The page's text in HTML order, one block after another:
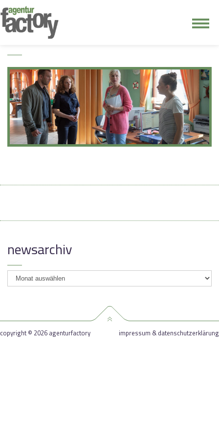
kontakt
newsarchiv
newsarchiv
copyright © 2026 agenturfactory impressum & datenschutzerklärung